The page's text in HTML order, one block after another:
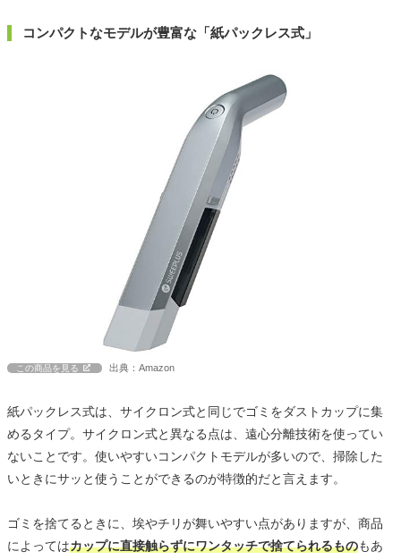
コンパクトなモデルが豊富な「紙パックレス式」
この商品を見る 出典：Amazon
紙パックレス式は、サイクロン式と同じでゴミをダストカップに集
めるタイプ。サイクロン式と異なる点は、遠心分離技術を使ってい
ないことです。使いやすいコンパクトモデルが多いので、掃除した
いときにサッと使うことができるのが特徴的だと言えます。
ゴミを捨てるときに、埃やチリが舞いやすい点がありますが、商品
によってはカップに直接触らずにワンタッチで捨てられるものもあ